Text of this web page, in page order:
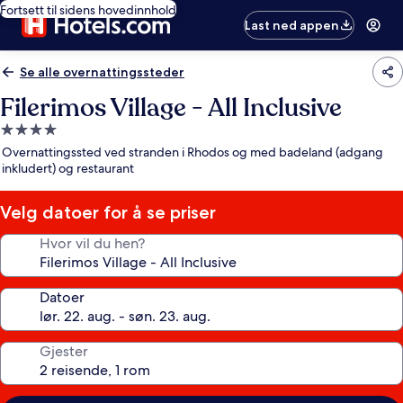
Fortsett til sidens hovedinnhold
Last ned appen
Se alle overnattingssteder
Filerimos Village - All Inclusive
Overnattingssted
med
4.0
stjerner
Overnattingssted ved stranden i Rhodos og med badeland (adgang
inkludert) og restaurant
Velg datoer for å se priser
Hvor vil du hen?
Datoer
Gjester